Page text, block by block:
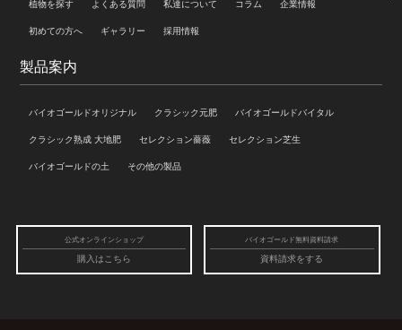
植物を探す よくある質問 私達について コラム 企業情報
初めての方へ ギャラリー 採用情報
製品案内
バイオゴールドオリジナル クラシック元肥 バイオゴールドバイタル
クラシック熟成 大地肥 セレクション薔薇 セレクション芝生
バイオゴールドの土 その他の製品
公式オンラインショップ
購入はこちら
バイオゴールド無料資料請求
資料請求をする